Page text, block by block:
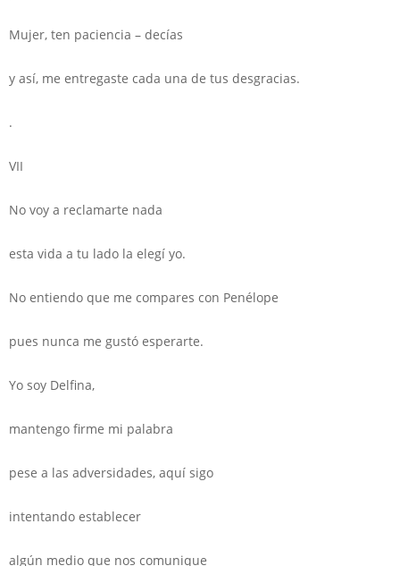
Mujer, ten paciencia – decías
y así, me entregaste cada una de tus desgracias.
.
VII
No voy a reclamarte nada
esta vida a tu lado la elegí yo.
No entiendo que me compares con Penélope
pues nunca me gustó esperarte.
Yo soy Delfina,
mantengo firme mi palabra
pese a las adversidades, aquí sigo
intentando establecer
algún medio que nos comunique